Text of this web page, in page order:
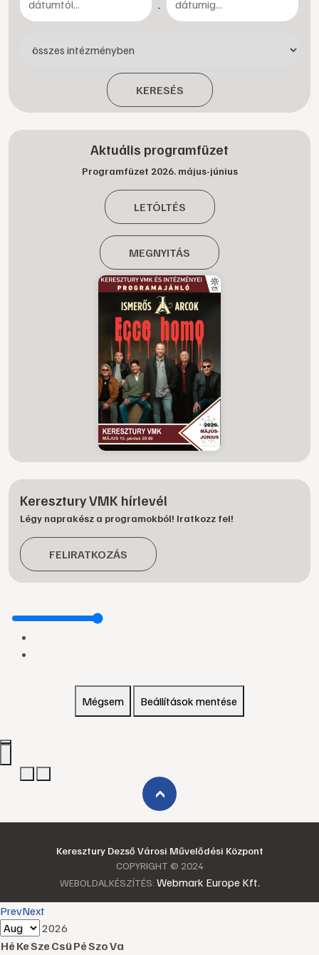
-
KERESÉS
Aktuális programfüzet
Programfüzet 2026. május-június
LETÖLTÉS
MEGNYITÁS
Keresztury VMK hírlevél
Légy naprakész a programokból! Iratkozz fel!
FELIRATKOZÁS
Mégsem Beállítások mentése
›
Keresztury Dezső Városi Művelődési Központ
COPYRIGHT © 2024
WEBOLDALKÉSZÍTÉS: Webmark Europe Kft.
PrevNext
2026
HéKeSzeCsüPéSzoVa